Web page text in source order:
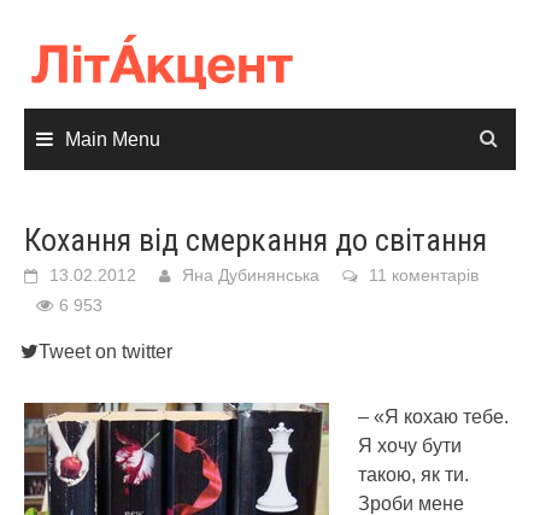
content
Main Menu
Кохання від смеркання до світання
13.02.2012 Яна Дубинянська
11 коментарів
6 953
Tweet on twitter
– «Я кохаю тебе.
Я хочу бути
такою, як ти.
Зроби мене